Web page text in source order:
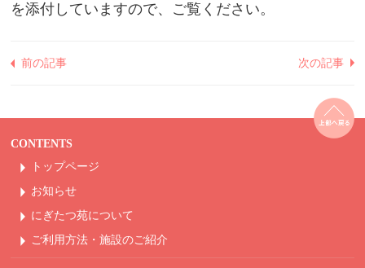
を添付していますので、ご覧ください。
前の記事 次の記事
CONTENTS
トップページ
お知らせ
にぎたつ苑について
ご利用方法・ 施設のご紹介